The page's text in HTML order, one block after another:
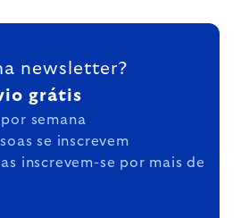
newsletter?
grátis
semana
se inscrevem
inscrevem-se por mais de